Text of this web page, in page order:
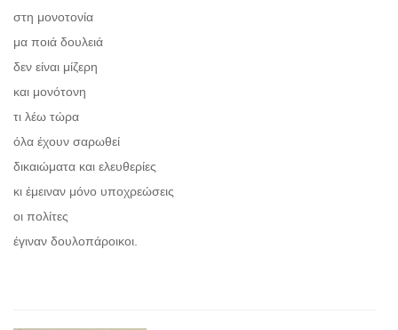
στη μονοτονία
μα ποιά δουλειά
δεν είναι μίζερη
και μονότονη
τι λέω τώρα
όλα έχουν σαρωθεί
δικαιώματα και ελευθερίες
κι έμειναν μόνο υποχρεώσεις
οι πολίτες
έγιναν δουλοπάροικοι.